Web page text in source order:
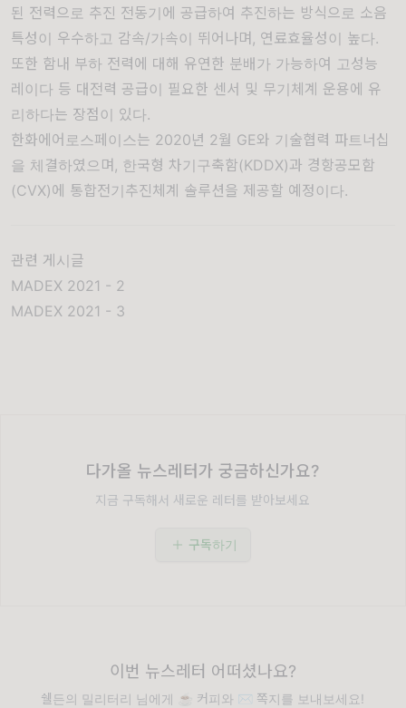
된 전력으로 추진 전동기에 공급하여 추진하는 방식으로 소음
특성이 우수하고 감속/가속이 뛰어나며, 연료효율성이 높다.
또한 함내 부하 전력에 대해 유연한 분배가 가능하여 고성능
레이다 등 대전력 공급이 필요한 센서 및 무기체계 운용에 유
리하다는 장점이 있다.
한화에어로스페이스는 2020년 2월 GE와 기술협력 파트너십
을 체결하였으며, 한국형 차기구축함(KDDX)과 경항공모함
(CVX)에 통합전기추진체계 솔루션을 제공할 예정이다.
관련 게시글
MADEX 2021 - 2
MADEX 2021 - 3
다가올 뉴스레터가 궁금하신가요?
지금 구독해서 새로운 레터를 받아보세요
구독하기
이번 뉴스레터 어떠셨나요?
쉘든의 밀리터리 님에게 ☕️ 커피와 ✉️ 쪽지를 보내보세요!